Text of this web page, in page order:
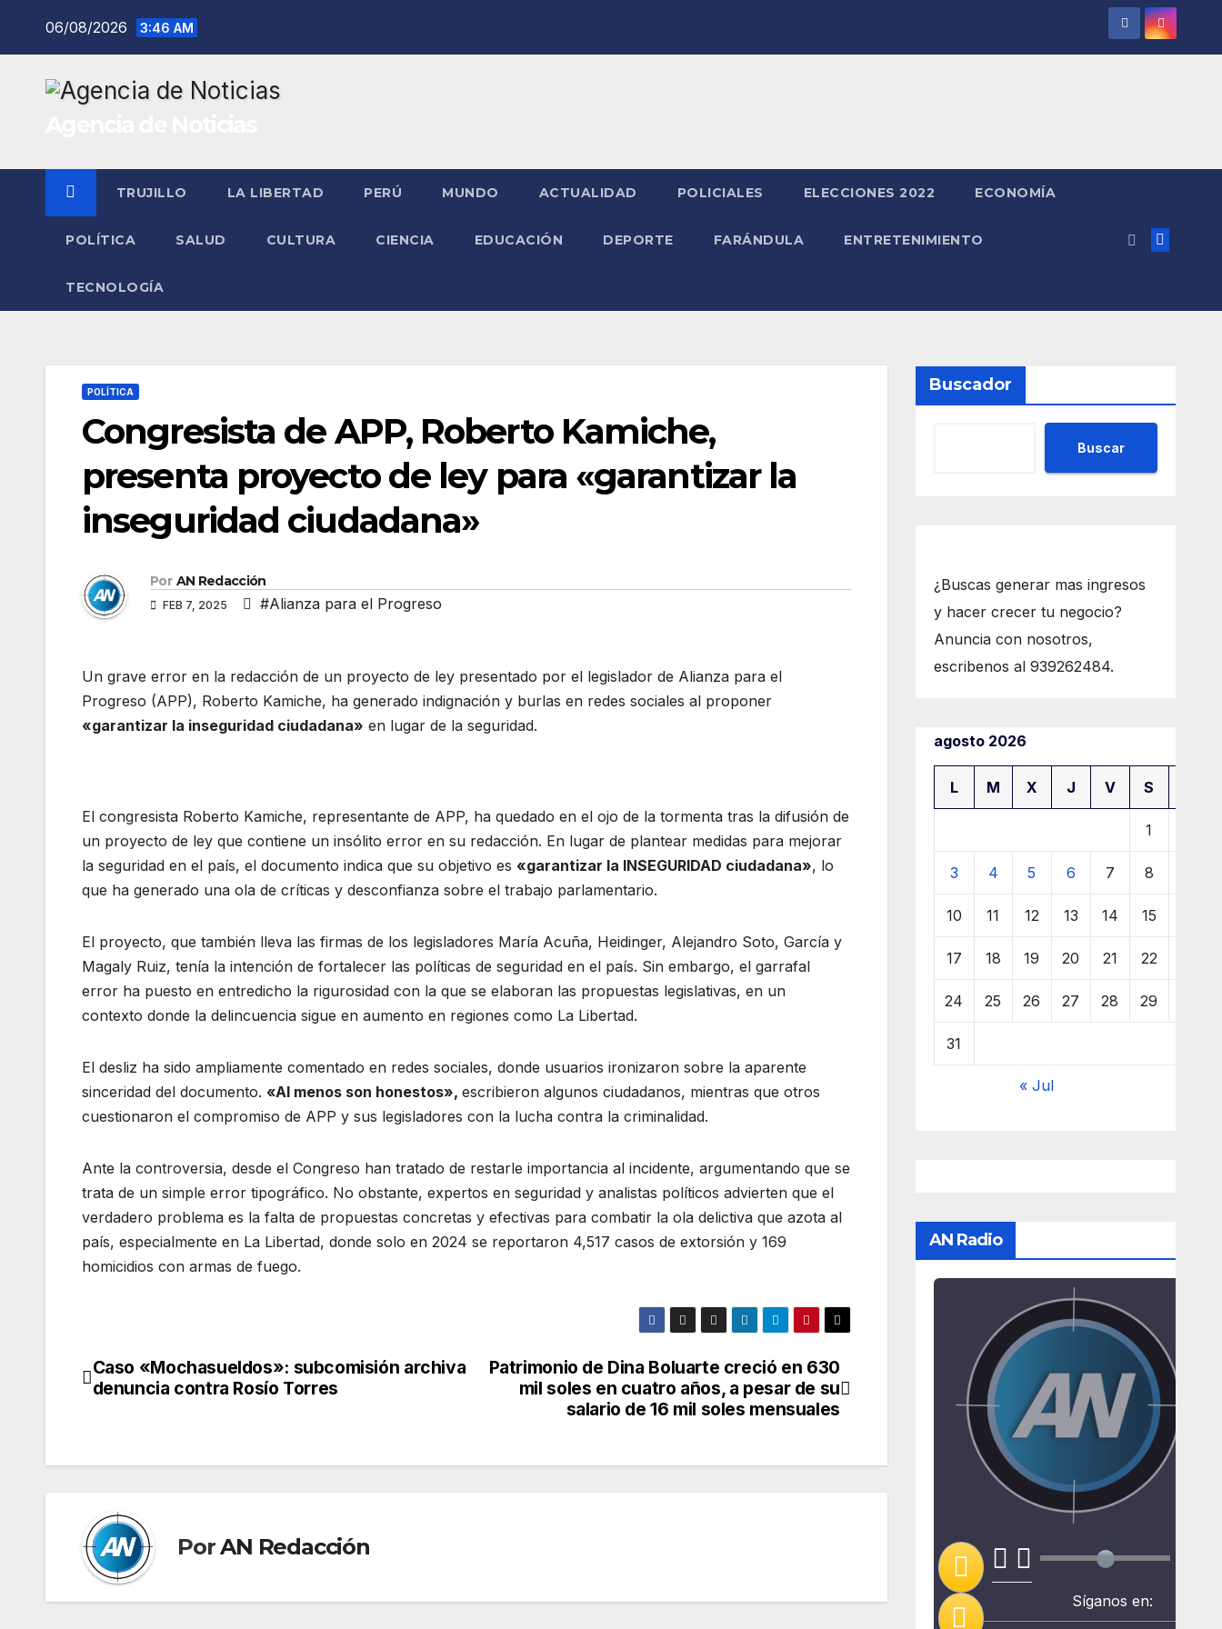
06/08/2026 3:46 AM
TRUJILLO LA LIBERTAD PERÚ MUNDO ACTUALIDAD POLICIALES ELECCIONES 2022 ECONOMÍA
POLÍTICA SALUD CULTURA CIENCIA EDUCACIÓN DEPORTE FARÁNDULA ENTRETENIMIENTO
TECNOLOGÍA
POLÍTICA
Congresista de APP, Roberto Kamiche,
presenta proyecto de ley para «garantizar la
inseguridad ciudadana»
Por AN Redacción
FEB 7, 2025 #Alianza para el Progreso
Un grave error en la redacción de un proyecto de ley presentado por el legislador de Alianza para el
Progreso (APP), Roberto Kamiche, ha generado indignación y burlas en redes sociales al proponer
«garantizar la inseguridad ciudadana» en lugar de la seguridad.
El congresista Roberto Kamiche, representante de APP, ha quedado en el ojo de la tormenta tras la difusión de
un proyecto de ley que contiene un insólito error en su redacción. En lugar de plantear medidas para mejorar
la seguridad en el país, el documento indica que su objetivo es «garantizar la INSEGURIDAD ciudadana», lo
que ha generado una ola de críticas y desconfianza sobre el trabajo parlamentario.
El proyecto, que también lleva las firmas de los legisladores María Acuña, Heidinger, Alejandro Soto, García y
Magaly Ruiz, tenía la intención de fortalecer las políticas de seguridad en el país. Sin embargo, el garrafal
error ha puesto en entredicho la rigurosidad con la que se elaboran las propuestas legislativas, en un
contexto donde la delincuencia sigue en aumento en regiones como La Libertad.
El desliz ha sido ampliamente comentado en redes sociales, donde usuarios ironizaron sobre la aparente
sinceridad del documento. «Al menos son honestos», escribieron algunos ciudadanos, mientras que otros
cuestionaron el compromiso de APP y sus legisladores con la lucha contra la criminalidad.
Ante la controversia, desde el Congreso han tratado de restarle importancia al incidente, argumentando que se
trata de un simple error tipográfico. No obstante, expertos en seguridad y analistas políticos advierten que el
verdadero problema es la falta de propuestas concretas y efectivas para combatir la ola delictiva que azota al
país, especialmente en La Libertad, donde solo en 2024 se reportaron 4,517 casos de extorsión y 169
homicidios con armas de fuego.
Navegación
Patrimonio de Dina Boluarte creció en 630
mil soles en cuatro años, a pesar de su
salario de 16 mil soles mensuales
Caso «Mochasueldos»: subcomisión archiva
denuncia contra Rosío Torres
PorAN Redacción
Buscador
Buscar
¿Buscas generar mas ingresos
y hacer crecer tu negocio?
Anuncia con nosotros,
escribenos al 939262484.
agosto 2026
L M X J V S
1
3 4 5 6 7 8
10 11 12 13 14 15
17 18 19 20 21 22
24 25 26 27 28 29
31
« Jul
AN Radio
Síganos en: